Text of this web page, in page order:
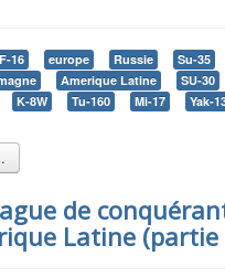
F-16 europe Russie
Su-35
Amerique Latine
SU-30
K-8W Tu-160 Mi-17
Yak-
de
Latine (partie